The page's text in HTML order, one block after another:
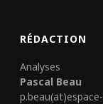
RÉDACTION
Analyses
Pascal Beau